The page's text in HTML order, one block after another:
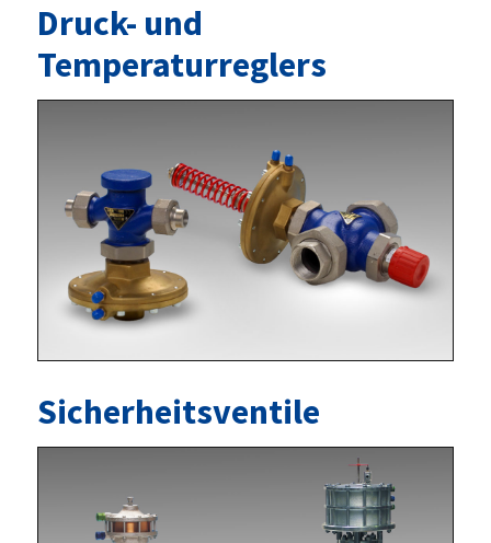
Druck- und
Temperaturreglers
Sicherheitsventile